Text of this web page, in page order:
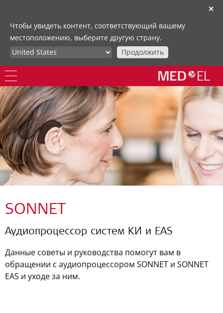
✕
Чтобы увидеть контент, соответствующий вашему
местоположению, выберите другую страну.
Продолжить
SONNET
Аудиопроцессор систем КИ и EAS
Данные советы и руководства помогут вам в
обращении с аудиопроцессором SONNET и SONNET
EAS и уходе за ним.